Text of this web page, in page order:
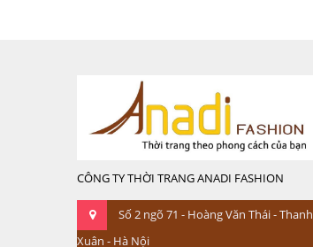
CÔNG TY THỜI TRANG ANADI FASHION
Số 2 ngõ 71 - Hoàng Văn Thái - Thanh
Xuân - Hà Nội